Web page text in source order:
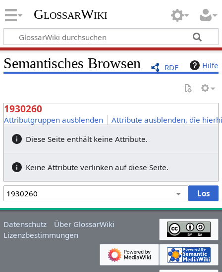
GlossarWiki
RDF Hilfe
Semantisches Browsen
1930260
Attributgruppen ausblenden
Attribute ausblenden, die
Diese Seite enthält keine Attribute.
Keine Attribute verlinken auf diese Seite.
Datenschutz
Über GlossarWiki
Lizenzbestimmungen